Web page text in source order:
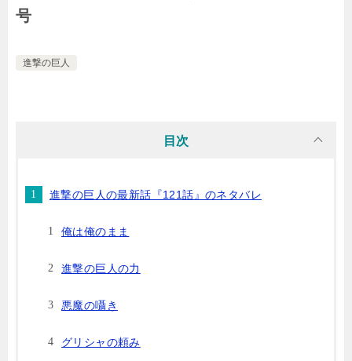
号
進撃の巨人
目次
進撃の巨人の最新話『121話』のネタバレ
俺は俺のまま
進撃の巨人の力
悪魔の囁き
グリシャの頼み